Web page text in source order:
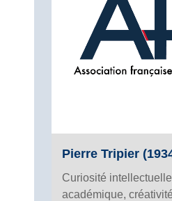
Pierre Tripier
Curiosité
académique,